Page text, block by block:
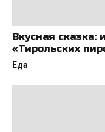
Вкусная сказка:
«Тирольских
Еда